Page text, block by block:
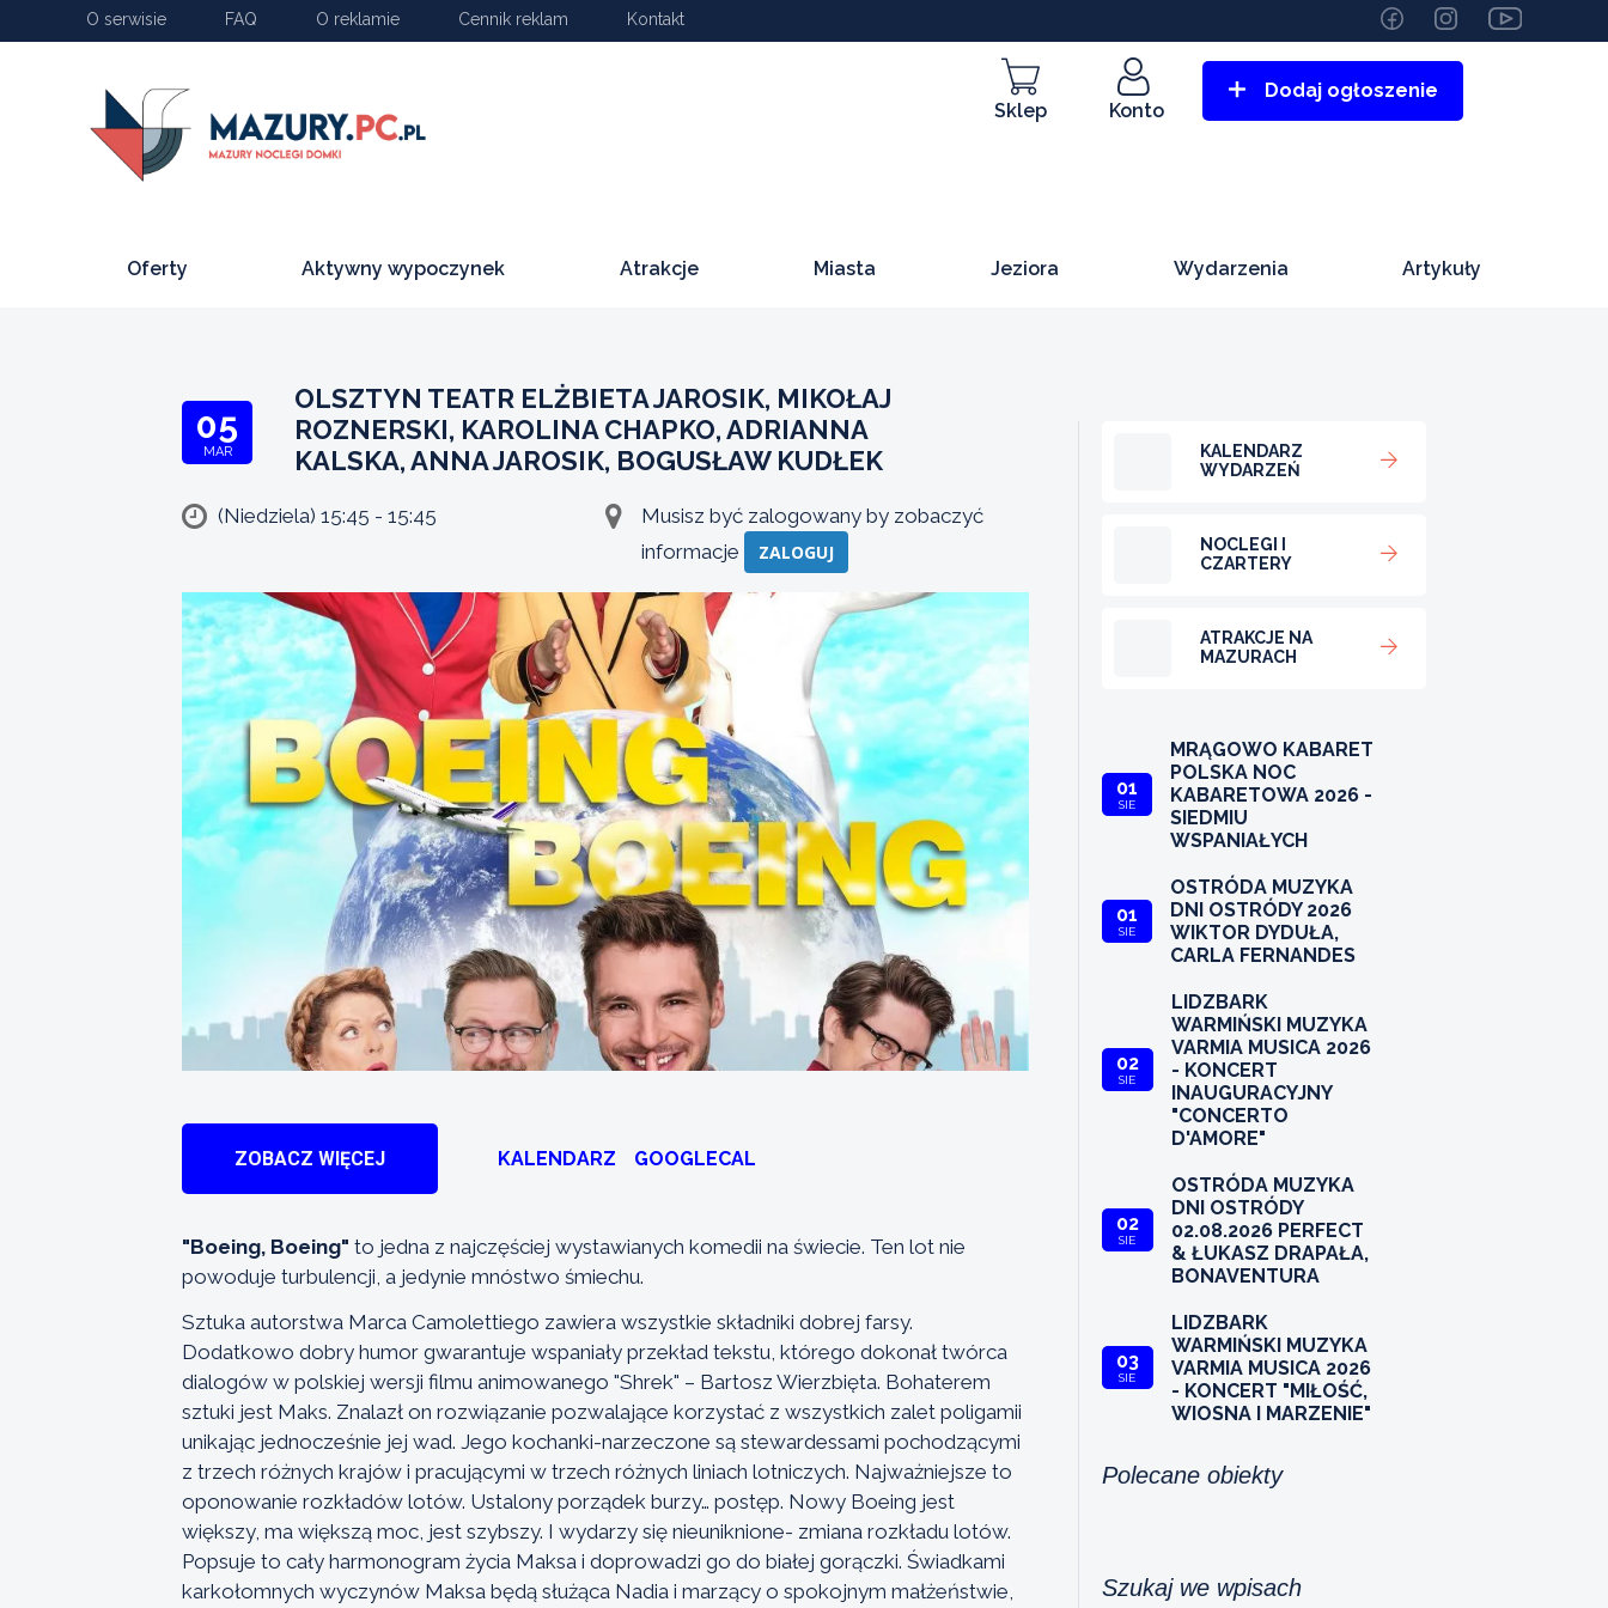
O serwisie FAQ O reklamie Cennik reklam Kontakt
Sklep Konto
Dodaj ogłoszenie
Oferty Aktywny wypoczynek Atrakcje Miasta Jeziora Wydarzenia Artykuły
05
MAR
OLSZTYN TEATR ELŻBIETA JAROSIK, MIKOŁAJ
ROZNERSKI, KAROLINA CHAPKO, ADRIANNA
KALSKA, ANNA JAROSIK, BOGUSŁAW KUDŁEK
(Niedziela) 15:45 - 15:45
Musisz być zalogowany by zobaczyć
informacje
ZALOGUJ
ZOBACZ WIĘCEJ KALENDARZ GOOGLECAL
"Boeing, Boeing" to jedna z najczęściej wystawianych komedii na świecie. Ten lot nie
powoduje turbulencji, a jedynie mnóstwo śmiechu.
Sztuka autorstwa Marca Camolettiego zawiera wszystkie składniki dobrej farsy.
Dodatkowo dobry humor gwarantuje wspaniały przekład tekstu, którego dokonał twórca
dialogów w polskiej wersji filmu animowanego "Shrek" – Bartosz Wierzbięta. Bohaterem
sztuki jest Maks. Znalazł on rozwiązanie pozwalające korzystać z wszystkich zalet poligamii
unikając jednocześnie jej wad. Jego kochanki-narzeczone są stewardessami pochodzącymi
z trzech różnych krajów i pracującymi w trzech różnych liniach lotniczych. Najważniejsze to
oponowanie rozkładów lotów. Ustalony porządek burzy… postęp. Nowy Boeing jest
większy, ma większą moc, jest szybszy. I wydarzy się nieuniknione- zmiana rozkładu lotów.
Popsuje to cały harmonogram życia Maksa i doprowadzi go do białej gorączki. Świadkami
karkołomnych wyczynów Maksa będą służąca Nadia i marzący o spokojnym małżeństwie,
KALENDARZ
WYDARZEŃ
NOCLEGI I
CZARTERY
ATRAKCJE NA
MAZURACH
01
SIE
MRĄGOWO KABARET
POLSKA NOC
KABARETOWA 2026 -
SIEDMIU
WSPANIAŁYCH
01
SIE
OSTRÓDA MUZYKA
DNI OSTRÓDY 2026
WIKTOR DYDUŁA,
CARLA FERNANDES
02
SIE
LIDZBARK
WARMIŃSKI MUZYKA
VARMIA MUSICA 2026
- KONCERT
INAUGURACYJNY
"CONCERTO
D'AMORE"
02
SIE
OSTRÓDA MUZYKA
DNI OSTRÓDY
02.08.2026 PERFECT
& ŁUKASZ DRAPAŁA,
BONAVENTURA
03
SIE
LIDZBARK
WARMIŃSKI MUZYKA
VARMIA MUSICA 2026
- KONCERT "MIŁOŚĆ,
WIOSNA I MARZENIE"
Polecane obiekty
Szukaj we wpisach